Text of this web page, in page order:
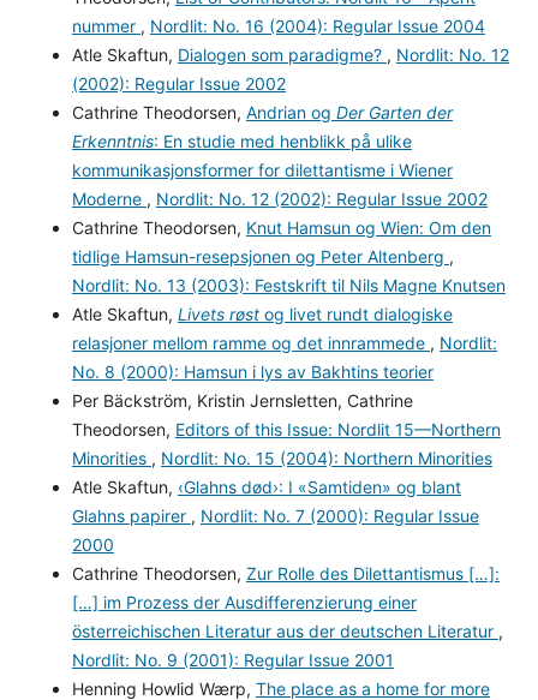
nummer , Nordlit: No. 16 (2004): Regular Issue 2004
Atle Skaftun, Dialogen som paradigme? , Nordlit: No. 12
(2002): Regular Issue 2002
Cathrine Theodorsen, Andrian og Der Garten der
Erkenntnis: En studie med henblikk på ulike
kommunikasjonsformer for dilettantisme i Wiener
Moderne , Nordlit: No. 12 (2002): Regular Issue 2002
Cathrine Theodorsen, Knut Hamsun og Wien: Om den
tidlige Hamsun-resepsjonen og Peter Altenberg ,
Nordlit: No. 13 (2003): Festskrift til Nils Magne Knutsen
Atle Skaftun, Livets røstog livet rundt dialogiske
relasjoner mellom ramme og det innrammede , Nordlit:
No. 8 (2000): Hamsun i lys av Bakhtins teorier
Per Bäckström, Kristin Jernsletten, Cathrine
Theodorsen, Editors of this Issue: Nordlit 15—Northern
Minorities , Nordlit: No. 15 (2004): Northern Minorities
Atle Skaftun, ‹Glahns død›: I «Samtiden» og blant
Glahns papirer , Nordlit: No. 7 (2000): Regular Issue
2000
Cathrine Theodorsen, Zur Rolle des Dilettantismus […]:
[…] im Prozess der Ausdifferenzierung einer
österreichischen Literatur aus der deutschen Literatur ,
Nordlit: No. 9 (2001): Regular Issue 2001
Henning Howlid Wærp, The place as a home for more